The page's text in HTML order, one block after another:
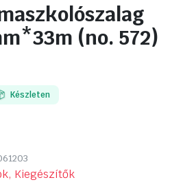
(no. 572)
Készleten
Kiegészítők